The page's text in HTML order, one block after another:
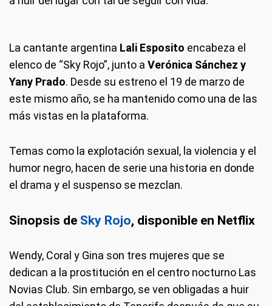
La cantante argentina Lali Esposito encabeza el
elenco de “Sky Rojo”, junto a Verónica Sánchez y
Yany Prado. Desde su estreno el 19 de marzo de
este mismo año, se ha mantenido como una de las
más vistas en la plataforma.
Temas como la explotación sexual, la violencia y el
humor negro, hacen de serie una historia en donde
el drama y el suspenso se mezclan.
Sinopsis de Sky Rojo, disponible en Netflix
Wendy, Coral y Gina son tres mujeres que se
dedican a la prostitución en el centro nocturno Las
Novias Club. Sin embargo, se ven obligadas a huir